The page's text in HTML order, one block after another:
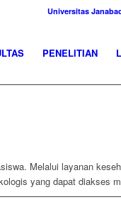
Universitas
PENELITIAN
Melalui layanan
yang dapat diakses